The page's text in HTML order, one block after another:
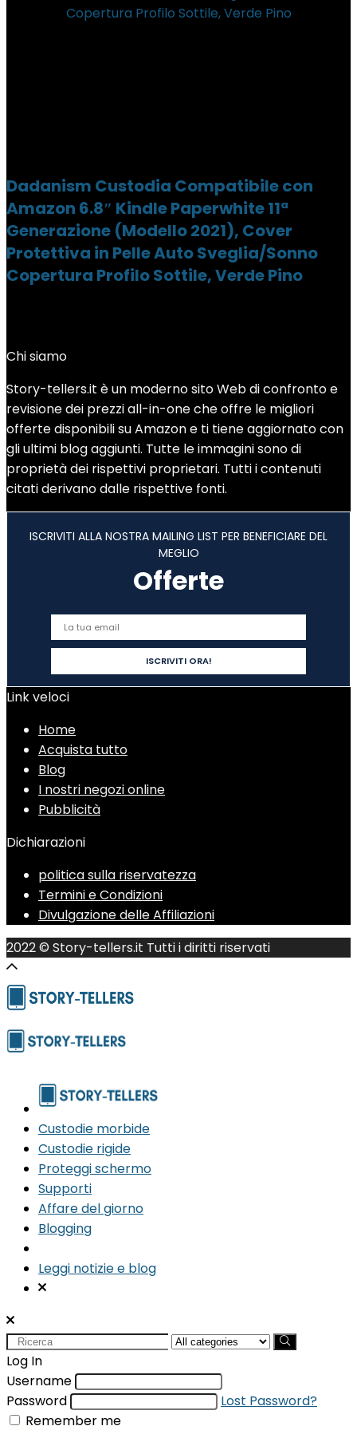
Dadanism Custodia Compatibile con
Amazon 6.8″ Kindle Paperwhite 11ª
Generazione (Modello 2021), Cover
Protettiva in Pelle Auto Sveglia/Sonno
Copertura Profilo Sottile, Verde Pino
Chi siamo
Story-tellers.it è un moderno sito Web di confronto e
revisione dei prezzi all-in-one che offre le migliori
offerte disponibili su Amazon e ti tiene aggiornato con
gli ultimi blog aggiunti. Tutte le immagini sono di
proprietà dei rispettivi proprietari. Tutti i contenuti
citati derivano dalle rispettive fonti.
ISCRIVITI ALLA NOSTRA MAILING LIST PER BENEFICIARE DEL
MEGLIO
Offerte
Link veloci
Home
Acquista tutto
Blog
I nostri negozi online
Pubblicità
Dichiarazioni
politica sulla riservatezza
Termini e Condizioni
Divulgazione delle Affiliazioni
2022 © Story-tellers.it Tutti i diritti riservati
Custodie morbide
Custodie rigide
Proteggi schermo
Supporti
Affare del giorno
Blogging
Leggi notizie e blog
Search
for:
Log In
Username
Password
Lost Password?
Remember me